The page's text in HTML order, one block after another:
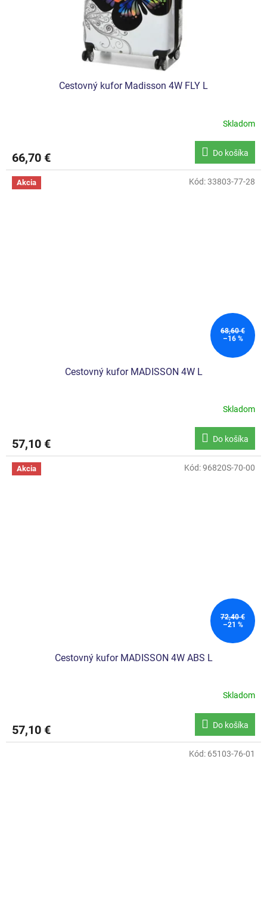
Cestovný kufor Madisson 4W FLY L
Skladom
66,70 € Do košíka
Akcia
68,60 €
–16 %
Cestovný kufor MADISSON 4W L
Skladom
57,10 € Do košíka
Kód:33803-77-28
Akcia
72,40 €
–21 %
Cestovný kufor MADISSON 4W ABS L
Skladom
57,10 € Do košíka
Kód:96820S-70-00
Kód: 65103-76-01